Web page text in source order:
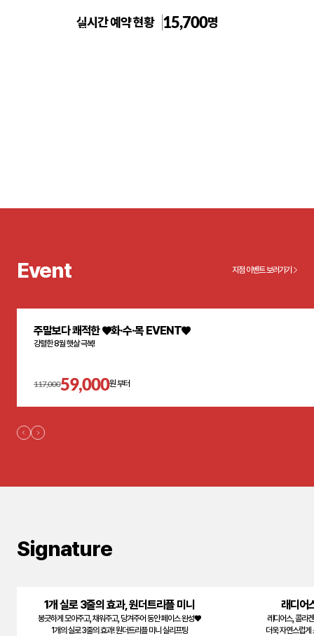
일산주엽 톡스앤필의원
실시간 예약 현황 15,700명
Event 지점 이벤트 보러가기
주말보다 쾌적한 ♥화·수·목 EVENT♥
강렬한 8월 햇살 극복!
117,00059,000원 부터
Signature
1개 실로 3줄의 효과, 원더트리플 미니
봉긋하게 모아주고, 채워주고, 당겨주어 동안 페이스 완성♥
1개의 실로 3줄의 효과! 원더트리플 미니 실리프팅
래디어
레디어스, 콜라
더욱 자연스럽게